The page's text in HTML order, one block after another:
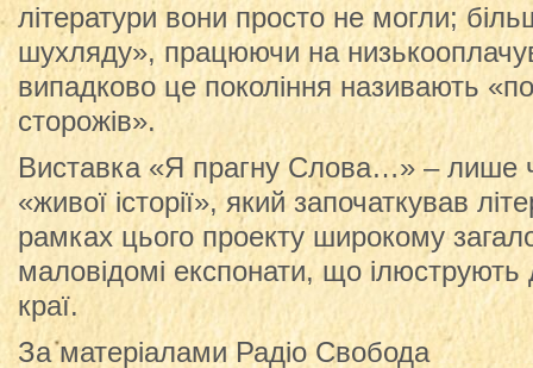
літератури вони просто не могли;
шухляду», працюючи на
випадково це покоління називають
сторожів».
Виставка «Я прагну Слова…» – лише
«живої історії», який започаткував
рамках цього проекту широкому
маловідомі експонати, що ілюструють
краї.
За матеріалами Радіо Свобода